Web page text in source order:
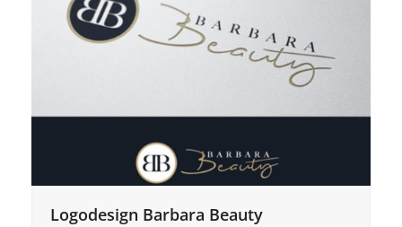
Logodesign Barbara Beauty